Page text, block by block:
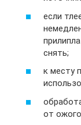
если
снять;
к месту
от